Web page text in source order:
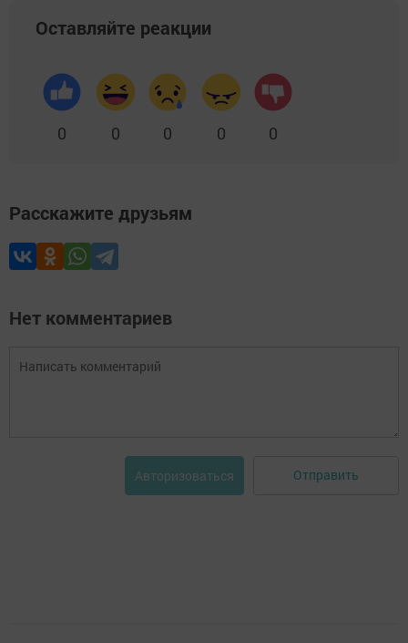
Оставляйте реакции
0 0 0 0 0
Расскажите друзьям
Нет комментариев
Авторизоваться Отправить